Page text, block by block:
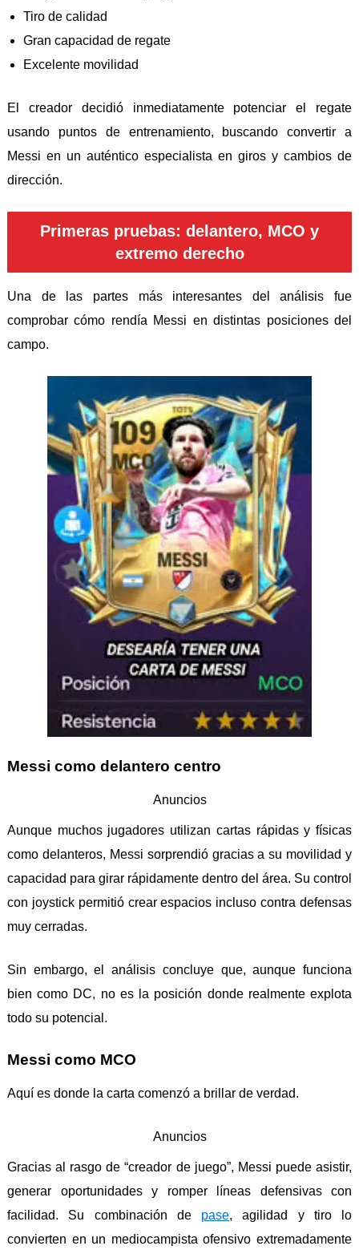
Tiro de calidad
Gran capacidad de regate
Excelente movilidad
El creador decidió inmediatamente potenciar el regate
usando puntos de entrenamiento, buscando convertir a
Messi en un auténtico especialista en giros y cambios de
dirección.
Primeras pruebas: delantero, MCO y
extremo derecho
Una de las partes más interesantes del análisis fue
comprobar cómo rendía Messi en distintas posiciones del
campo.
Messi como delantero centro
Anuncios
Aunque muchos jugadores utilizan cartas rápidas y físicas
como delanteros, Messi sorprendió gracias a su movilidad y
capacidad para girar rápidamente dentro del área. Su control
con joystick permitió crear espacios incluso contra defensas
muy cerradas.
Sin embargo, el análisis concluye que, aunque funciona
bien como DC, no es la posición donde realmente explota
todo su potencial.
Messi como MCO
Aquí es donde la carta comenzó a brillar de verdad.
Anuncios
Gracias al rasgo de “creador de juego”, Messi puede asistir,
generar oportunidades y romper líneas defensivas con
facilidad. Su combinación de pase, agilidad y tiro lo
convierten en un mediocampista ofensivo extremadamente